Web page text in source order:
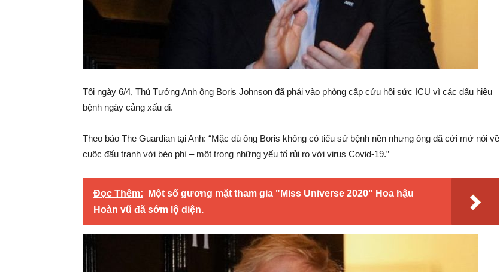
Tối ngày 6/4, Thủ Tướng Anh ông Boris Johnson đã phải vào phòng cấp cứu hồi sức ICU vì các dấu hiệu
bệnh ngày cảng xấu đi.
Theo báo The Guardian tại Anh: “Mặc dù ông Boris không có tiểu sử bệnh nền nhưng ông đã cởi mở nói về
cuộc đấu tranh với béo phì – một trong những yếu tố rủi ro với virus Covid-19.”
Đọc Thêm:
Một số gương mặt tham gia "Miss Universe 2020" Hoa hậu
Hoàn vũ đã sớm lộ diện.